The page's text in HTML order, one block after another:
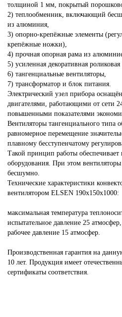
толщиной 1 мм, покрытый
2) теплообменник, включающий
из алюминия,
3) опорно-крепёжные элементы
крепёжные ножки),
4) прочная опорная рама из
5) усиленная декоративная роликовая
6) тангенциальные вентиляторы,
7) трансформатор и блок питания.
Электрический узел прибора
двигателями, работающими от сети
повышенными показателями
Вентиляторы тангенциального типа
равномерное перемещение
плавному бесступенчатому
Такой принцип работы
оборудования. При этом
бесшумно.
Технические характеристики
вентилятором ELSEN 190х150х1000:
максимальная температура
испытательное давление 25 атмосфер,
рабочее давление 15 атмосфер.
Производственная гарантия на
10 лет. Продукция имеет
сертификаты соответствия.